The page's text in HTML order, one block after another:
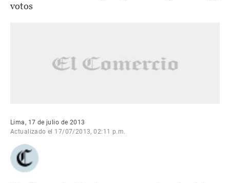
votos
Lima, 17 de julio de 2013
Actualizado el 17/07/2013, 02:11 p.m.